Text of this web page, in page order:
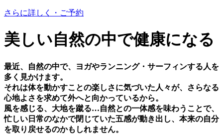
さらに詳しく・ご予約
美しい⾃然の中で健康になる
最近、⾃然の中で、ヨガやランニング・サーフィンする⼈を
多く⾒かけます。
それは体を動かすことの楽しさに気づいた⼈々が、さらなる
⼼地よさを求めて外へと向かっているから。
⾵を感じる、⼤地を蹴る…⾃然との⼀体感を味わうことで、
忙しい⽇常のなかで閉じていた五感が動き出し、本来の⾃分
を取り戻せるのかもしれません。